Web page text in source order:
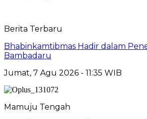
Berita Terbaru
Bhabinkamtibmas Hadir dalam
Bambadaru
Jumat, 7 Agu 2026 - 11:35 WIB
Mamuju Tengah